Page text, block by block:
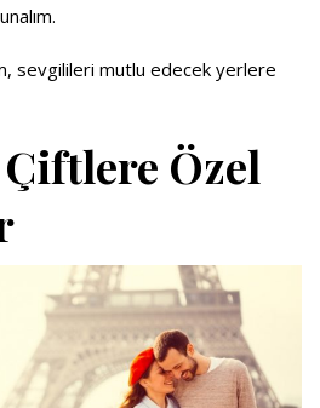
sevgilileri mutlu edecek yerlere
Özel